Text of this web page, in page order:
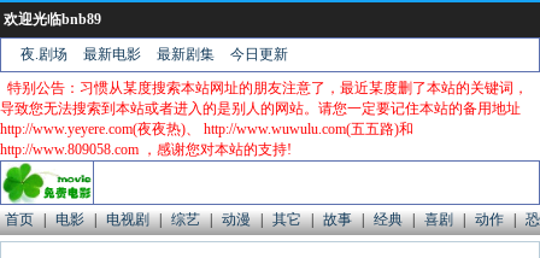
欢迎光临bnb89
夜.剧场 最新电影 最新剧集
今日更新
特别公告：习惯从某度搜索本站网址的朋友注意了，最近某度删了本站的关键词，
导致您无法搜索到本站或者进入的是别人的网站。请您一定要记住本站的备用地址
http://www.yeyere.com(夜夜热)、 http://www.wuwulu.com(五五路)和
http://www.809058.com ，感谢您对本站的支持!
首页 | 电影 | 电视剧 | 综艺 | 动漫 | 其它 | 故事 | 经典 | 喜剧 | 动作 |